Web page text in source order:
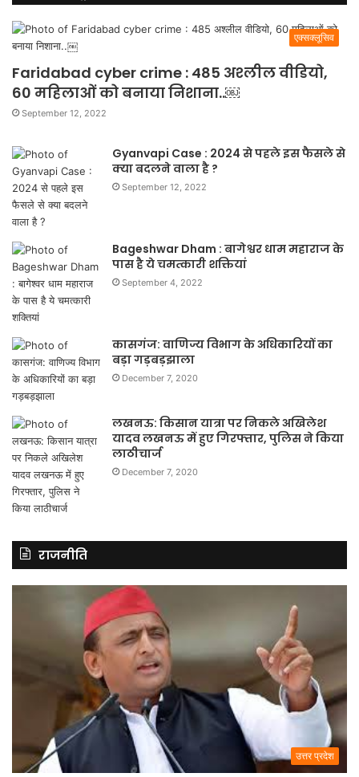
एक्सक्लूसिव
Faridabad cyber crime : 485 अश्लील वीडियो,
60 महिलाओं को बनाया निशाना..￼
September 12, 2022
Gyanvapi Case : 2024 से पहले इस फैसले से
क्या बदलने वाला है ?
September 12, 2022
Bageshwar Dham : बागेश्वर धाम महाराज के
पास है ये चमत्कारी शक्तियां
September 4, 2022
कासगंज: वाणिज्य विभाग के अधिकारियों का
बड़ा गड़बड़झाला
December 7, 2020
लखनऊ: किसान यात्रा पर निकले अखिलेश
यादव लखनऊ में हुए गिरफ्तार, पुलिस ने किया
लाठीचार्ज
December 7, 2020
राजनीति
उत्तर प्रदेश